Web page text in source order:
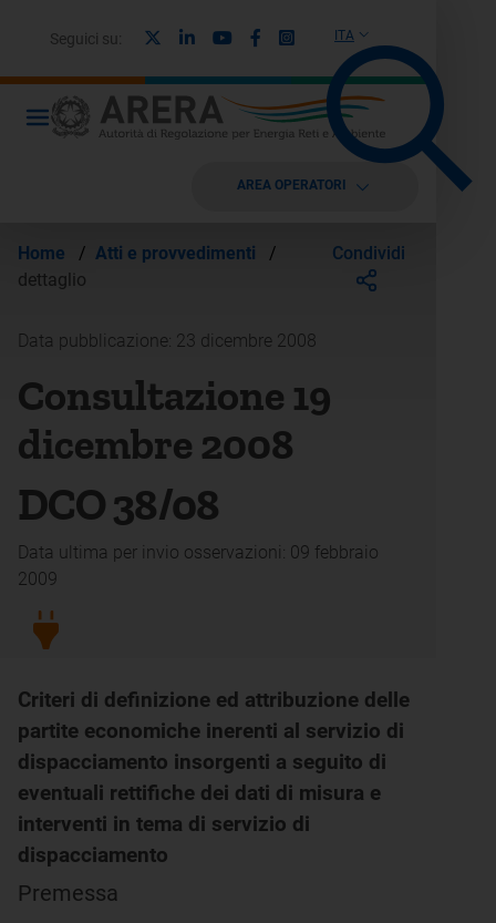
ITA
Seguici su: LinkedinYoutubeFacebook
Instagram
AREA OPERATORI
Home / Atti e provvedimenti
/
dettaglio
Condividi
Data pubblicazione: 23 dicembre 2008
Consultazione 19
dicembre 2008
DCO 38/08
Data ultima per invio osservazioni: 09 febbraio
2009
Criteri di definizione ed attribuzione delle
partite economiche inerenti al servizio di
dispacciamento insorgenti a seguito di
eventuali rettifiche dei dati di misura e
interventi in tema di servizio di
dispacciamento
Premessa